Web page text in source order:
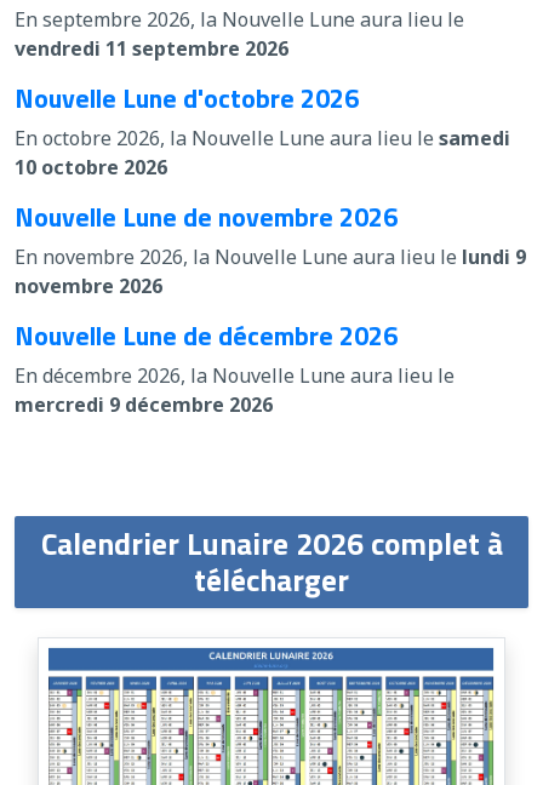
En septembre 2026, la Nouvelle Lune aura lieu le
vendredi 11 septembre 2026
Nouvelle Lune d'octobre 2026
En octobre 2026, la Nouvelle Lune aura lieu le samedi
10 octobre 2026
Nouvelle Lune de novembre 2026
En novembre 2026, la Nouvelle Lune aura lieu le lundi 9
novembre 2026
Nouvelle Lune de décembre 2026
En décembre 2026, la Nouvelle Lune aura lieu le
mercredi 9 décembre 2026
Calendrier Lunaire 2026 complet à
télécharger